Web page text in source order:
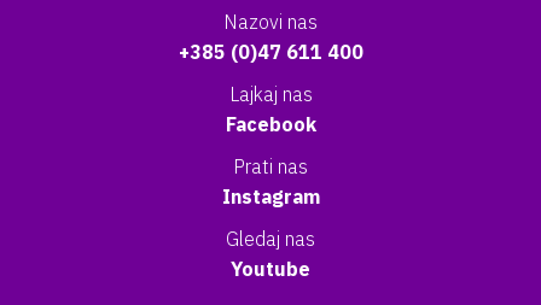
Nazovi nas
+385 (0)47 611 400
Lajkaj nas
Facebook
Prati nas
Instagram
Gledaj nas
Youtube